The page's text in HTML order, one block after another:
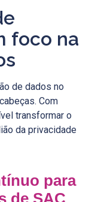
foco na
de dados no
Com
transformar o
da privacidade
para
de SAC